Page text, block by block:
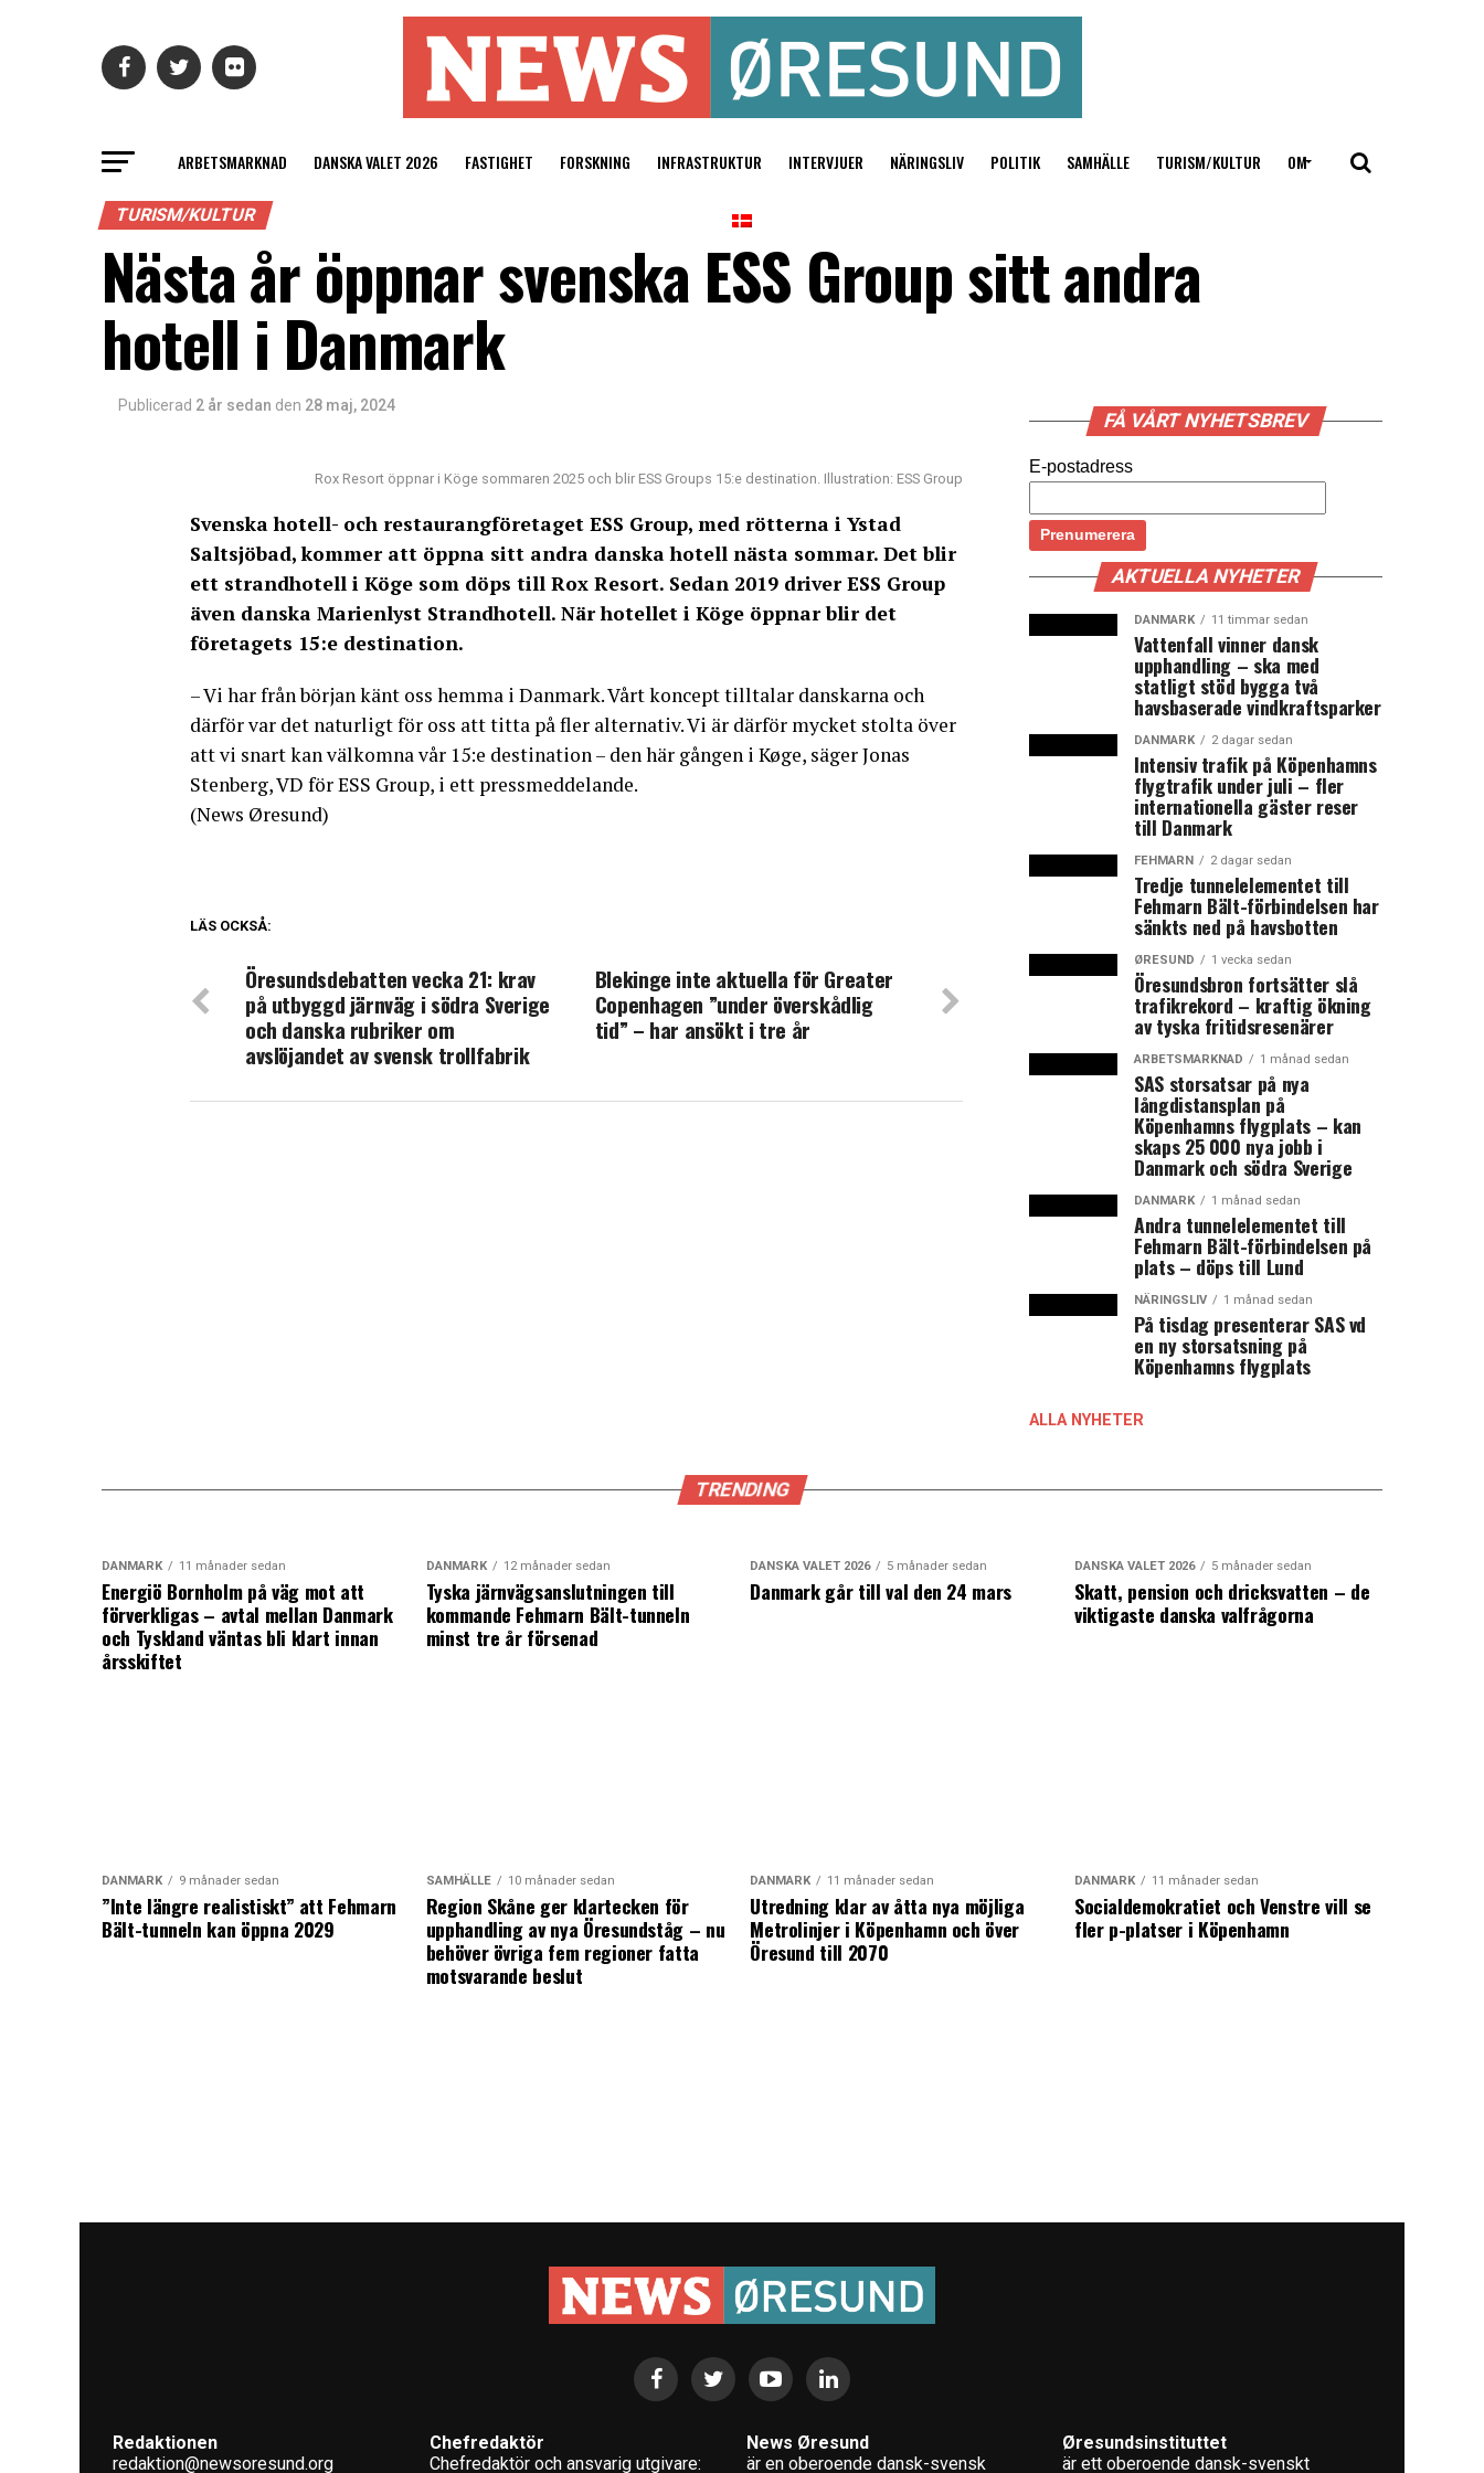
ARBETSMARKNAD DANSKA VALET 2026 FASTIGHET FORSKNING INFRASTRUKTUR INTERVJUER NÄRINGSLIV POLITIK SAMHÄLLE TURISM/KULTUR OM
TURISM/KULTUR
Nästa år öppnar svenska ESS Group sitt andra
hotell i Danmark
Publicerad 2 år sedan den 28 maj, 2024
Rox Resort öppnar i Köge sommaren 2025 och blir ESS Groups 15:e destination. Illustration: ESS Group
Svenska hotell- och restaurangföretaget ESS Group, med rötterna i Ystad
Saltsjöbad, kommer att öppna sitt andra danska hotell nästa sommar. Det blir
ett strandhotell i Köge som döps till Rox Resort. Sedan 2019 driver ESS Group
även danska Marienlyst Strandhotell. När hotellet i Köge öppnar blir det
företagets 15:e destination.
– Vi har från början känt oss hemma i Danmark. Vårt koncept tilltalar danskarna och
därför var det naturligt för oss att titta på fler alternativ. Vi är därför mycket stolta över
att vi snart kan välkomna vår 15:e destination – den här gången i Køge, säger Jonas
Stenberg, VD för ESS Group, i ett pressmeddelande.
(News Øresund)
LÄS OCKSÅ:
Blekinge inte aktuella för Greater
Copenhagen ”under överskådlig
tid” – har ansökt i tre år
Öresundsdebatten vecka 21: krav
på utbyggd järnväg i södra Sverige
och danska rubriker om
avslöjandet av svensk trollfabrik
FÅ VÅRT NYHETSBREV
E-postadress
AKTUELLA NYHETER
DANMARK 11 timmar sedan
Vattenfall vinner dansk
upphandling – ska med
statligt stöd bygga två
havsbaserade vindkraftsparker
DANMARK 2 dagar sedan
Intensiv trafik på Köpenhamns
flygtrafik under juli – fler
internationella gäster reser
till Danmark
FEHMARN 2 dagar sedan
Tredje tunnelelementet till
Fehmarn Bält-förbindelsen har
sänkts ned på havsbotten
ØRESUND 1 vecka sedan
Öresundsbron fortsätter slå
trafikrekord – kraftig ökning
av tyska fritidsresenärer
ARBETSMARKNAD 1 månad sedan
SAS storsatsar på nya
långdistansplan på
Köpenhamns flygplats – kan
skaps 25 000 nya jobb i
Danmark och södra Sverige
DANMARK 1 månad sedan
Andra tunnelelementet till
Fehmarn Bält-förbindelsen på
plats – döps till Lund
NÄRINGSLIV 1 månad sedan
På tisdag presenterar SAS vd
en ny storsatsning på
Köpenhamns flygplats
ALLA NYHETER
TRENDING
DANMARK 11 månader sedan
Energiö Bornholm på väg mot att
förverkligas – avtal mellan Danmark
och Tyskland väntas bli klart innan
årsskiftet
DANMARK 12 månader sedan
Tyska järnvägsanslutningen till
kommande Fehmarn Bält-tunneln
minst tre år försenad
DANSKA VALET 2026 5 månader sedan
Danmark går till val den 24 mars
DANSKA VALET 2026 5 månader sedan
Skatt, pension och dricksvatten – de
viktigaste danska valfrågorna
DANMARK 9 månader sedan
”Inte längre realistiskt” att Fehmarn
Bält-tunneln kan öppna 2029
SAMHÄLLE 10 månader sedan
Region Skåne ger klartecken för
upphandling av nya Öresundståg – nu
behöver övriga fem regioner fatta
motsvarande beslut
DANMARK 11 månader sedan
Utredning klar av åtta nya möjliga
Metrolinjer i Köpenhamn och över
Öresund till 2070
DANMARK 11 månader sedan
Socialdemokratiet och Venstre vill se
fler p-platser i Köpenhamn
Redaktionen
redaktion@newsoresund.org
Chefredaktör
Chefredaktör och ansvarig utgivare:
News Øresund
är en oberoende dansk-svensk
Øresundsinstituttet
är ett oberoende dansk-svenskt